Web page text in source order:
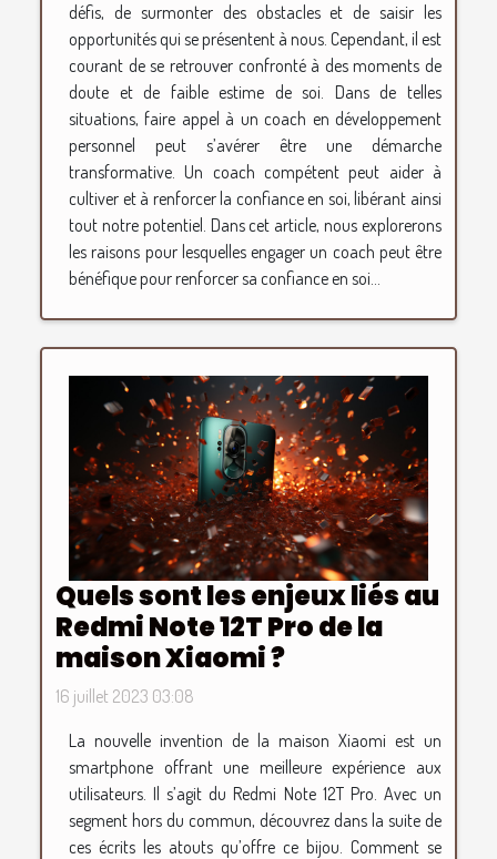
défis, de surmonter des obstacles et de saisir les
opportunités qui se présentent à nous. Cependant, il est
courant de se retrouver confronté à des moments de
doute et de faible estime de soi. Dans de telles
situations, faire appel à un coach en développement
personnel peut s’avérer être une démarche
transformative. Un coach compétent peut aider à
cultiver et à renforcer la confiance en soi, libérant ainsi
tout notre potentiel. Dans cet article, nous explorerons
les raisons pour lesquelles engager un coach peut être
bénéfique pour renforcer sa confiance en soi...
Quels sont les enjeux liés au
Redmi Note 12T Pro de la
maison Xiaomi ?
16 juillet 2023 03:08
La nouvelle invention de la maison Xiaomi est un
smartphone offrant une meilleure expérience aux
utilisateurs. Il s’agit du Redmi Note 12T Pro. Avec un
segment hors du commun, découvrez dans la suite de
ces écrits les atouts qu’offre ce bijou. Comment se